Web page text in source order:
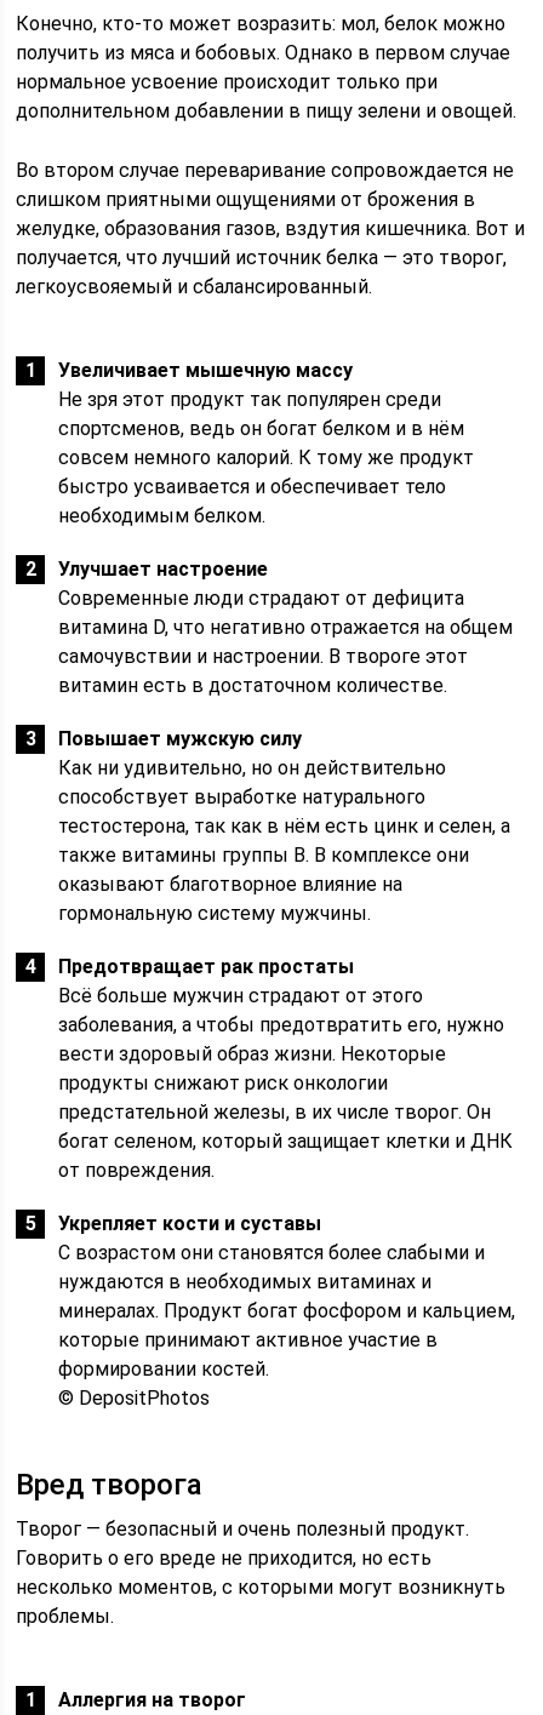
Конечно, кто-то может возразить: мол, белок можно
получить из мяса и бобовых. Однако в первом случае
нормальное усвоение происходит только при
дополнительном добавлении в пищу зелени и овощей.
Во втором случае переваривание сопровождается не
слишком приятными ощущениями от брожения в
желудке, образования газов, вздутия кишечника. Вот и
получается, что лучший источник белка — это творог,
легкоусвояемый и сбалансированный.
Увеличивает мышечную массу
Не зря этот продукт так популярен среди
спортсменов, ведь он богат белком и в нём
совсем немного калорий. К тому же продукт
быстро усваивается и обеспечивает тело
необходимым белком.
Улучшает настроение
Современные люди страдают от дефицита
витамина D, что негативно отражается на общем
самочувствии и настроении. В твороге этот
витамин есть в достаточном количестве.
Повышает мужскую силу
Как ни удивительно, но он действительно
способствует выработке натурального
тестостерона, так как в нём есть цинк и селен, а
также витамины группы В. В комплексе они
оказывают благотворное влияние на
гормональную систему мужчины.
Предотвращает рак простаты
Всё больше мужчин страдают от этого
заболевания, а чтобы предотвратить его, нужно
вести здоровый образ жизни. Некоторые
продукты снижают риск онкологии
предстательной железы, в их числе творог. Он
богат селеном, который защищает клетки и ДНК
от повреждения.
Укрепляет кости и суставы
С возрастом они становятся более слабыми и
нуждаются в необходимых витаминах и
минералах. Продукт богат фосфором и кальцием,
которые принимают активное участие в
формировании костей.
© DepositPhotos
Вред творога
Творог — безопасный и очень полезный продукт.
Говорить о его вреде не приходится, но есть
несколько моментов, с которыми могут возникнуть
проблемы.
Аллергия на творог